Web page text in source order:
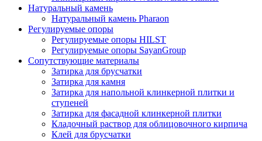
Натуральный камень
Натуральный камень Pharaon
Регулируемые опоры
Регулируемые опоры HILST
Регулируемые опоры SayanGroup
Сопутствующие материалы
Затирка для брусчатки
Затирка для камня
Затирка для напольной клинкерной плитки и
ступеней
Затирка для фасадной клинкерной плитки
Кладочный раствор для облицовочного кирпича
Клей для брусчатки